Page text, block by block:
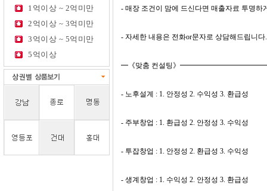
1억이상 ~ 2억미만
2억이상 ~ 3억미만
3억이상 ~ 5억미만
5억이상
- 매장 조건이 맘에 드신다면 매출자료 투명하
- 자세한 내용은 전화or문자로 상담해드립니다.
━《맞춤 컨설팅》
- 노후설계 : 1. 안정성 2. 수익성 3. 환급성
- 주부창업 : 1. 환급성 2. 안정성 3. 수익성
- 투잡창업 : 1. 안정성 2. 환급성 3. 수익성
- 생계창업 : 1. 수익성 2. 안정성 3. 환급성